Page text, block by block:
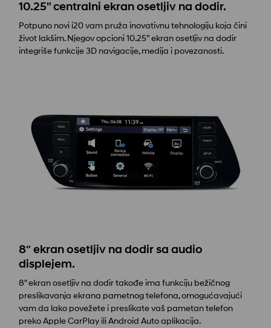
10.25" centralni ekran osetljiv na dodir.
Potpuno novi i20 vam pruža inovativnu tehnologiju koja čini
život lakšim. Njegov opcioni 10.25” ekran osetljiv na dodir
integriše funkcije 3D navigacije, medija i povezanosti.
8″ ekran osetljiv na dodir sa audio
displejem.
8" ekran osetljiv na dodir takođe ima funkciju bežičnog
preslikavanja ekrana pametnog telefona, omogućavajući
vam da lako povežete i preslikate vaš pametan telefon
preko Apple CarPlay ili Android Auto aplikacija.